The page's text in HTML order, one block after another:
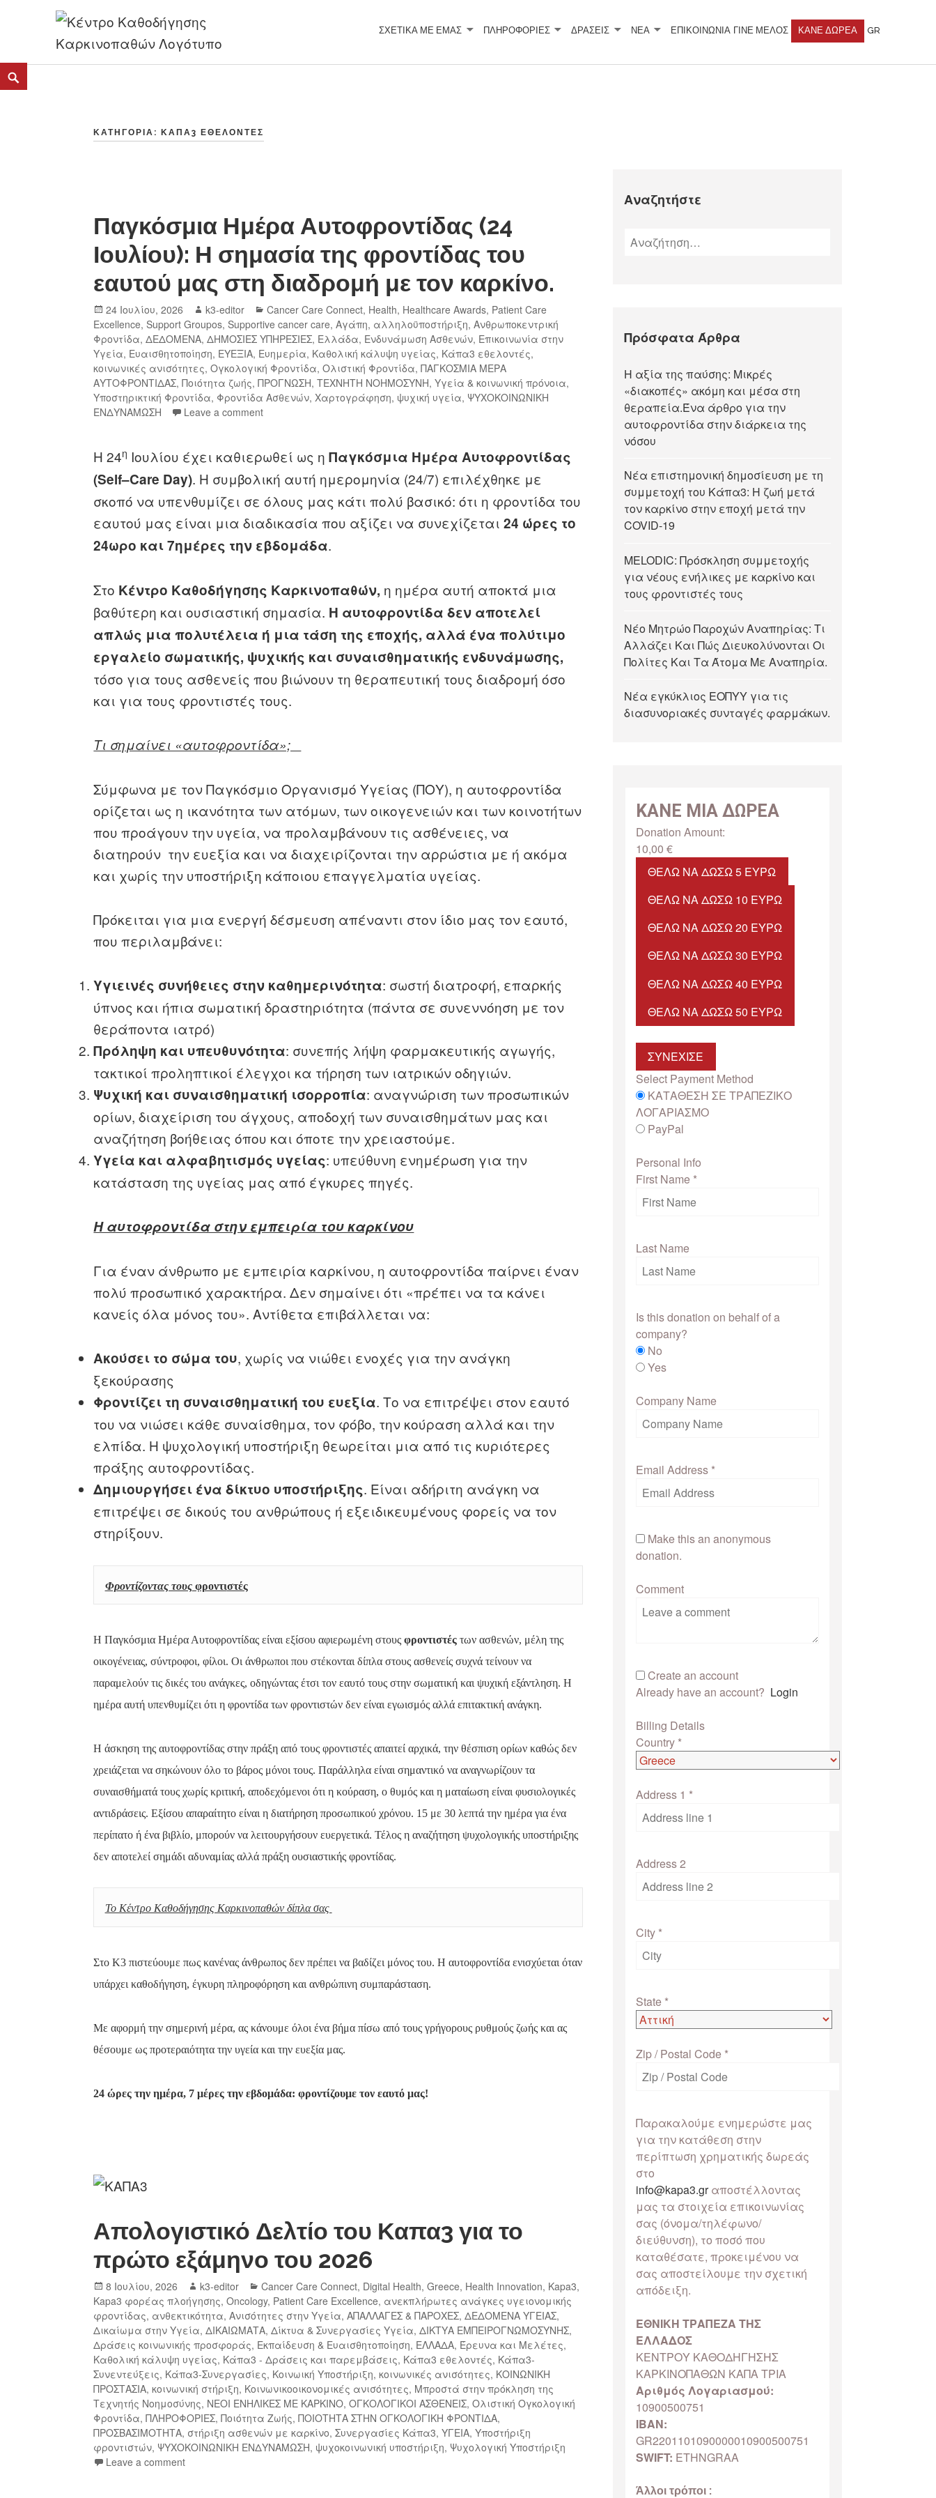
K3
ΚΕΝΤΡΟ ΚΑΘΟΔΗΓΗΣΗΣ ΚΑΡΚΙΝΟΠΑΘΩΝ
ΣΧΕΤΙΚΆ ΜΕ ΕΜΆΣ ΠΛΗΡΟΦΟΡΙΕΣ ΔΡΑΣΕΙΣ ΝΕΑ ΕΠΙΚΟΙΝΩΝΙΑ ΓΊΝΕ ΜΈΛΟΣ ΚΆΝΕ ΔΩΡΕΆ GR
ΚΑΤΗΓΟΡΊΑ: ΚΆΠΑ3 ΕΘΕΛΟΝΤΈΣ
Παγκόσμια Ημέρα Αυτοφροντίδας (24
Ιουλίου): Η σημασία της φροντίδας του
εαυτού μας στη διαδρομή με τον καρκίνο.
24 Ιουλίου, 2026 k3-editor Cancer Care Connect, Health, Healthcare Awards, Patient Care
Excellence,Support Groupos,Supportive cancer care,Αγάπη, αλληλοϋποστήριξη,Ανθρωποκεντρική
Φροντίδα,ΔΕΔΟΜΕΝΑ,ΔΗΜΟΣΙΕΣ ΥΠΗΡΕΣΙΕΣ, Ελλάδα, Ενδυνάμωση Ασθενών, Επικοινωνία στην
Υγεία, Ευαισθητοποίηση, ΕΥΕΞΙΑ, Ευημερία, Καθολική κάλυψη υγείας, Κάπα3 εθελοντές,
κοινωνικές ανισότητες,Ογκολογική Φροντίδα,Ολιστική Φροντίδα,ΠΑΓΚΟΣΜΙΑ ΜΕΡΑ
ΑΥΤΟΦΡΟΝΤΙΔΑΣ,Ποιότητα ζωής,ΠΡΟΓΝΩΣΗ,ΤΕΧΝΗΤΗ ΝΟΗΜΟΣΥΝΗ,Υγεία & κοινωνική πρόνοια,
Υποστηρικτική Φροντίδα, Φροντίδα Ασθενών,Χαρτογράφηση, ψυχική υγεία, ΨΥΧΟΚΟΙΝΩΝΙΚΗ
ΕΝΔΥΝΑΜΩΣΗ
Leave a comment
Η 24η Ιουλίου έχει καθιερωθεί ως ηΠαγκόσμια Ημέρα Αυτοφροντίδας
(Self–Care Day). Η συμβολική αυτή ημερομηνία (24/7) επιλέχθηκε με
σκοπό να υπενθυμίζει σε όλους μας κάτι πολύ βασικό: ότι η φροντίδα του
εαυτού μας είναι μια διαδικασία που αξίζει να συνεχίζεται24 ώρες το
24ωρο και 7ημέρες την εβδομάδα.
Στο Κέντρο Καθοδήγησης Καρκινοπαθών, η ημέρα αυτή αποκτά μια
βαθύτερη και ουσιαστική σημασία. Η αυτοφροντίδα δεν αποτελεί
απλώς μια πολυτέλεια ή μια τάση της εποχής, αλλά ένα πολύτιμο
εργαλείο σωματικής, ψυχικής και συναισθηματικής ενδυνάμωσης,
τόσο για τους ασθενείς που βιώνουν τη θεραπευτική τους διαδρομή όσο
και για τους φροντιστές τους.
Τι σημαίνει «αυτοφροντίδα»;
Σύμφωνα με τον Παγκόσμιο Οργανισμό Υγείας (ΠΟΥ), η αυτοφροντίδα
ορίζεται ως η ικανότητα των ατόμων, των οικογενειών και των κοινοτήτων
που προάγουν την υγεία, να προλαμβάνουν τις ασθένειες, να
διατηρούν την ευεξία και να διαχειρίζονται την αρρώστια με ή ακόμα
και χωρίς την υποστήριξη κάποιου επαγγελματία υγείας.
Πρόκειται για μια ενεργή δέσμευση απέναντι στον ίδιο μας τον εαυτό,
που περιλαμβάνει:
Υγιεινές συνήθειες στην καθημερινότητα: σωστή διατροφή, επαρκής
ύπνος και ήπια σωματική δραστηριότητα (πάντα σε συνεννόηση με τον
θεράποντα ιατρό)
Πρόληψη και υπευθυνότητα: συνεπής λήψη φαρμακευτικής αγωγής,
τακτικοί προληπτικοί έλεγχοι κα τήρηση των ιατρικών οδηγιών.
Ψυχική και συναισθηματική ισορροπία: αναγνώριση των προσωπικών
ορίων, διαχείριση του άγχους, αποδοχή των συναισθημάτων μας και
αναζήτηση βοήθειας όπου και όποτε την χρειαστούμε.
Υγεία και αλφαβητισμός υγείας: υπεύθυνη ενημέρωση για την
κατάσταση της υγείας μας από έγκυρες πηγές.
Η αυτοφροντίδα στην εμπειρία του καρκίνου
Για έναν άνθρωπο με εμπειρία καρκίνου, η αυτοφροντίδα παίρνει έναν
πολύ προσωπικό χαρακτήρα. Δεν σημαίνει ότι «πρέπει να τα κάνει
κανείς όλα μόνος του». Αντίθετα επιβάλλεται να:
Ακούσει το σώμα του, χωρίς να νιώθει ενοχές για την ανάγκη
ξεκούρασης
Φροντίζει τη συναισθηματική του ευεξία. Το να επιτρέψει στον εαυτό
του να νιώσει κάθε συναίσθημα, τον φόβο, την κούραση αλλά και την
ελπίδα. Η ψυχολογική υποστήριξη θεωρείται μια από τις κυριότερες
πράξης αυτοφροντίδας.
Δημιουργήσει ένα δίκτυο υποστήριξης. Είναι αδήριτη ανάγκη να
επιτρέψει σε δικούς του ανθρώπους ή εξειδικευμένους φορείς να τον
στηρίξουν.
Φροντίζοντας τους φροντιστές
Η Παγκόσμια Ημέρα Αυτοφροντίδας είναι εξίσου αφιερωμένη στουςφροντιστές των ασθενών, μέλη της
οικογένειας, σύντροφοι, φίλοι. Οι άνθρωποι που στέκονται δίπλα στους ασθενείς συχνά τείνουν να
παραμελούν τις δικές του ανάγκες, οδηγώντας έτσι τον εαυτό τους στην σωματική και ψυχική εξάντληση. Η
ημέρα αυτή υπενθυμίζει ότι η φροντίδα των φροντιστών δεν είναι εγωισμός αλλά επιτακτική ανάγκη.
Η άσκηση της αυτοφροντίδας στην πράξη από τους φροντιστές απαιτεί αρχικά, την θέσπιση ορίων καθώς δεν
χρειάζεται να σηκώνουν όλο το βάρος μόνοι τους. Παράλληλα είναι σημαντικό να αναγνωρίζουν τα
συναισθήματά τους χωρίς κριτική, αποδεχόμενοι ότι η κούραση, ο θυμός και η ματαίωση είναι φυσιολογικές
αντιδράσεις. Εξίσου απαραίτητο είναι η διατήρηση προσωπικού χρόνου. 15 με 30 λεπτά την ημέρα για ένα
περίπατο ή ένα βιβλίο, μπορούν να λειτουργήσουν ευεργετικά. Τέλος η αναζήτηση ψυχολογικής υποστήριξης
δεν αποτελεί σημάδι αδυναμίας αλλά πράξη ουσιαστικής φροντίδας.
Το Κέντρο Καθοδήγησης Καρκινοπαθών δίπλα σας
Στο Κ3 πιστεύουμε πως κανένας άνθρωπος δεν πρέπει να βαδίζει μόνος του. Η αυτοφροντίδα ενισχύεται όταν
υπάρχει καθοδήγηση, έγκυρη πληροφόρηση και ανθρώπινη συμπαράσταση.
Με αφορμή την σημερινή μέρα, ας κάνουμε όλοι ένα βήμα πίσω από τους γρήγορους ρυθμούς ζωής και ας
θέσουμε ως προτεραιότητα την υγεία και την ευεξία μας.
24 ώρες την ημέρα, 7 μέρες την εβδομάδα: φροντίζουμε τον εαυτό μας!
Απολογιστικό Δελτίο του Καπα3 για το
πρώτο εξάμηνο του 2026
8 Ιουλίου, 2026 k3-editor Cancer Care Connect, Digital Health,Greece, Health Innovation, Kapa3,
Kapa3 φορέας πλοήγησης,Oncology, Patient Care Excellence, ανεκπλήρωτες ανάγκες υγειονομικής
φροντίδας, ανθεκτικότητα,Ανισότητες στην Υγεία,ΑΠΑΛΛΑΓΕΣ & ΠΑΡΟΧΕΣ,ΔΕΔΟΜΕΝΑ ΥΓΕΙΑΣ,
Δικαίωμα στην Υγεία,ΔΙΚΑΙΩΜΑΤΑ,Δίκτυα & Συνεργασίες Υγεία,ΔΙΚΤΥΑ ΕΜΠΕΙΡΟΓΝΩΜΟΣΥΝΗΣ,
Δράσεις κοινωνικής προσφοράς, Εκπαίδευση & Ευαισθητοποίηση, ΕΛΛΑΔΑ, Έρευνα και Μελέτες,
Καθολική κάλυψη υγείας, Κάπα3 - Δράσεις και παρεμβάσεις, Κάπα3 εθελοντές, Κάπα3-
Συνεντεύξεις, Κάπα3-Συνεργασίες, Κοινωική Υποστήριξη,κοινωνικές ανισότητες, ΚΟΙΝΩΝΙΚΗ
ΠΡΟΣΤΑΣΙΑ,κοινωνική στήριξη, Κοινωνικοοικονομικές ανισότητες, Μπροστά στην πρόκληση της
Τεχνητής Νοημοσύνης, ΝΕΟΙ ΕΝΗΛΙΚΕΣ ΜΕ ΚΑΡΚΙΝΟ,ΟΓΚΟΛΟΓΙΚΟΙ ΑΣΘΕΝΕΙΣ,Ολιστική Ογκολογική
Φροντίδα,ΠΛΗΡΟΦΟΡΙΕΣ,Ποιότητα Ζωής,ΠΟΙΟΤΗΤΑ ΣΤΗΝ ΟΓΚΟΛΟΓΙΚΗ ΦΡΟΝΤΙΔΑ,
ΠΡΟΣΒΑΣΙΜΟΤΗΤΑ, στήριξη ασθενών με καρκίνο,Συνεργασίες Κάπα3,ΥΓΕΙΑ,Υποστήριξη
φροντιστών, ΨΥΧΟΚΟΙΝΩΝΙΚΗ ΕΝΔΥΝΑΜΩΣΗ, ψυχοκοινωνική υποστήριξη, Ψυχολογική Υποστήριξη
Leave a comment
Αναζητήστε
Πρόσφατα Άρθρα
Η αξία της παύσης: Μικρές
«διακοπές» ακόμη και μέσα στη
θεραπεία.Ένα άρθρο για την
αυτοφροντίδα στην διάρκεια της
νόσου
Νέα επιστημονική δημοσίευση με τη
συμμετοχή του Κάπα3: Η ζωή μετά
τον καρκίνο στην εποχή μετά την
COVID-19
MELODIC: Πρόσκληση συμμετοχής
για νέους ενήλικες με καρκίνο και
τους φροντιστές τους
Νέο Μητρώο Παροχών Αναπηρίας: Τι
Αλλάζει Και Πώς Διευκολύνονται Οι
Πολίτες Και Τα Άτομα Με Αναπηρία.
Νέα εγκύκλιος ΕΟΠΥΥ για τις
διασυνοριακές συνταγές φαρμάκων.
ΚΑΝΕ ΜΙΑ ΔΩΡΕΑ
Donation Amount:
10,00 €
ΘΈΛΩ ΝΑ ΔΏΣΩ 5 ΕΥΡΏ
ΘΈΛΩ ΝΑ ΔΏΣΩ 10 ΕΥΡΏ
ΘΈΛΩ ΝΑ ΔΏΣΩ 20 ΕΥΡΏ
ΘΈΛΩ ΝΑ ΔΏΣΩ 30 ΕΥΡΏ
ΘΈΛΩ ΝΑ ΔΏΣΩ 40 ΕΥΡΏ
ΘΈΛΩ ΝΑ ΔΏΣΩ 50 ΕΥΡΏ
ΣΥΝΕΧΙΣΕ
Select Payment Method
ΚΑΤΑΘΕΣΗ ΣΕ ΤΡΑΠΕΖΙΚΟ
ΛΟΓΑΡΙΑΣΜΟ
PayPal
Personal Info
First Name *
Last Name
Is this donation on behalf of a
company?
No
Yes
Company Name
Email Address *
donation.
Comment
Create an account
Already have an account? Login
Billing Details
Country *
Address 1 *
Address 2
City *
State *
Zip / Postal Code *
Παρακαλούμε ενημερώστε μας
για την κατάθεση στην
περίπτωση χρηματικής δωρεάς
στο
info@kapa3.grαποστέλλοντας
μας τα στοιχεία επικοινωνίας
σας (όνομα/τηλέφωνο/
διεύθυνση), το ποσό που
καταθέσατε, προκειμένου να
σας αποστείλουμε την σχετική
απόδειξη.
ΕΘΝΙΚΗ ΤΡΑΠΕΖΑ ΤΗΣ
ΕΛΛΑΔΟΣ
ΚΕΝΤΡΟΥ ΚΑΘΟΔΗΓΗΣΗΣ
ΚΑΡΚΙΝΟΠΑΘΩΝ ΚΑΠΑ ΤΡΙΑ
Αριθμός Λογαριασμού:
10900500751
IBAN:
GR2201101090000010900500751
SWIFT: ETHNGRAA
Άλλοι τρόποι :